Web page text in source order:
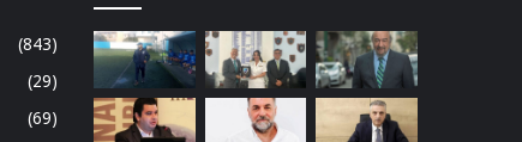
(843)
(29)
(69)